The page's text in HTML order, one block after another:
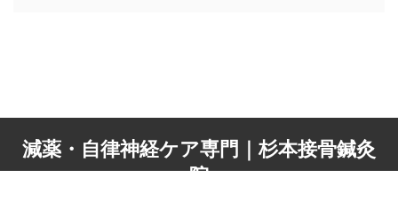
減薬・自律神経ケア専門｜杉本接骨鍼灸
院